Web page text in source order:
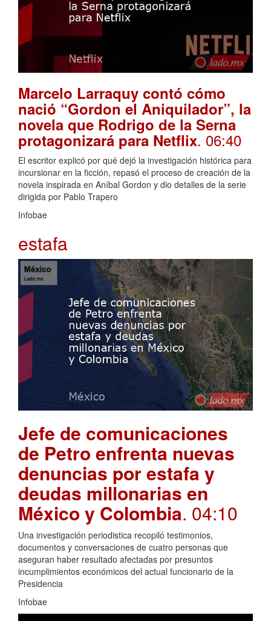
Marcelo Larraquy contó cómo
nació “Gordon el Aniquilador”, la
novela que Rodrigo de la Serna
protagonizará para Netflix. 06:40
El escritor explicó por qué dejó la investigación histórica para
incursionar en la ficción, repasó el proceso de creación de la
novela inspirada en Aníbal Gordon y dio detalles de la serie
dirigida por Pablo Trapero
Infobae
estafa
Jefe de comunicaciones
de Petro enfrenta nuevas
denuncias por estafa y
deudas millonarias en
México y Colombia. 04:10
Una investigación periodistica recopiló testimonios,
documentos y conversaciones de cuatro personas que
aseguran haber resultado afectadas por presuntos
incumplimientos económicos del actual funcionario de la
Presidencia
Infobae